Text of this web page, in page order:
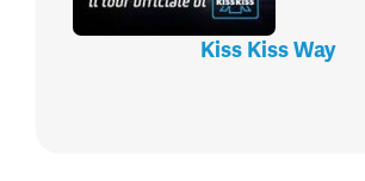
Kiss Kiss Way